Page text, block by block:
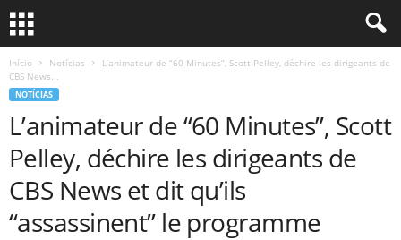
Início Notícias
L’animateur de “60 Minutes”, Scott Pelley, déchire les dirigeants de
CBS News...
NOTÍCIAS
L’animateur de “60 Minutes”, Scott
Pelley, déchire les dirigeants de
CBS News et dit qu’ils
“assassinent” le programme